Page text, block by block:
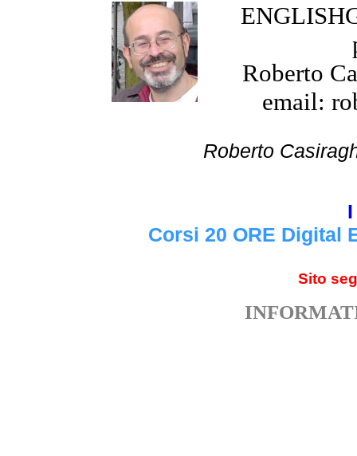
Roberto
email:
Roberto
Corsi 20 ORE Digital
Sito